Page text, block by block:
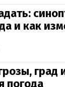
и как
град
погода